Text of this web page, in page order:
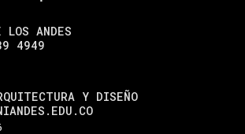
LOS ANDES
4949
Y DISEÑO